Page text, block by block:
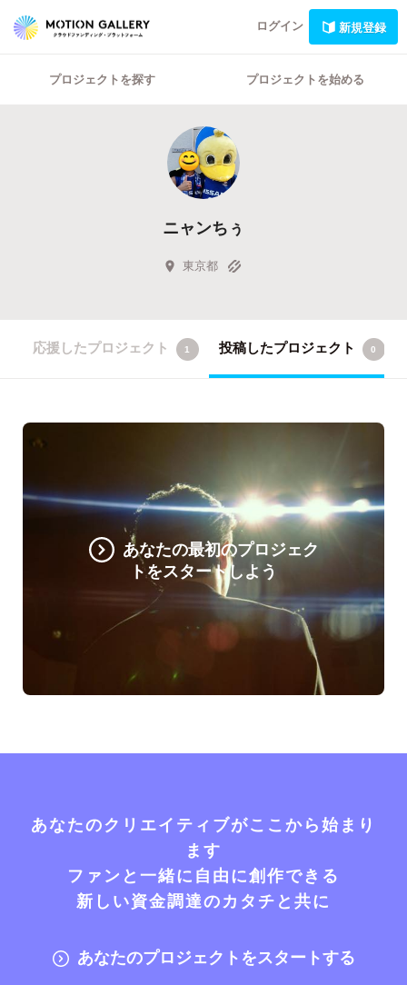
ログイン 新規登録
プロジェクトを探す プロジェクトを始める
ニャンちぅ
東京都
応援したプロジェクト 1 投稿したプロジェクト 0
あなたの最初のプロジェク
トをスタートしよう
あなたのクリエイティブがここから始まり
ます
ファンと一緒に自由に創作できる
新しい資金調達のカタチと共に
あなたのプロジェクトをスタートする